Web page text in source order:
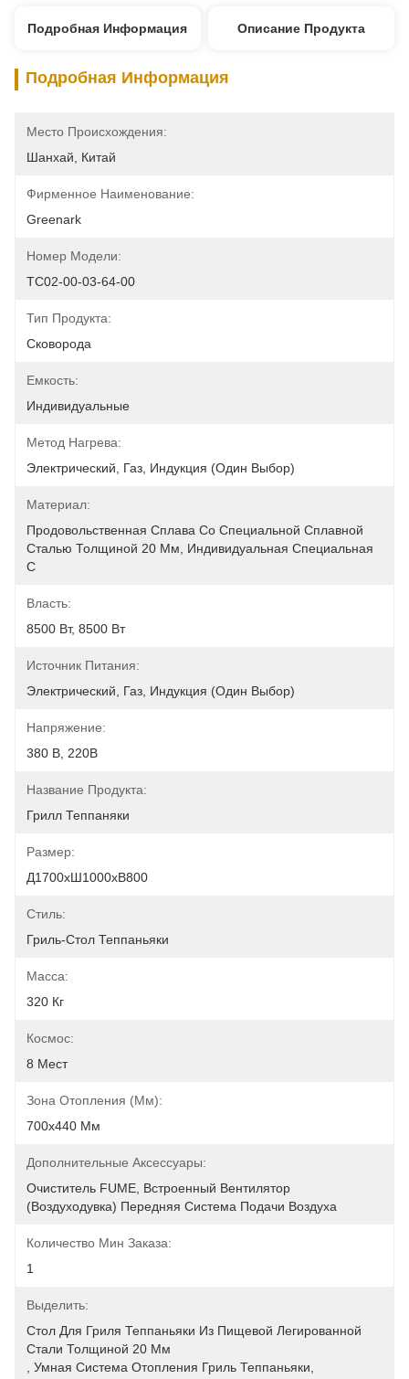
Подробная Информация Описание Продукта
Подробная Информация
Место Происхождения:
Шанхай, Китай
Фирменное Наименование:
Greenark
Номер Модели:
ТС02-00-03-64-00
Тип Продукта:
Сковорода
Емкость:
Индивидуальные
Метод Нагрева:
Электрический, Газ, Индукция (один Выбор)
Материал:
Продовольственная Сплава Со Специальной Сплавной
Сталью Толщиной 20 Мм, Индивидуальная Специальная
С
Власть:
8500 Вт, 8500 Вт
Источник Питания:
Электрический, Газ, Индукция (один Выбор)
Напряжение:
380 В, 220В
Название Продукта:
Грилл Теппаняки
Размер:
Д1700xШ1000xВ800
Стиль:
Гриль-Стол Теппаньяки
Масса:
320 Кг
Космос:
8 Мест
Зона Отопления (мм):
700x440 Мм
Дополнительные Аксессуары:
Очиститель FUME, Встроенный Вентилятор
(воздуходувка) Передняя Система Подачи Воздуха
Количество Мин Заказа:
1
Выделить:
Стол Для Гриля Теппаньяки Из Пищевой Легированной
Стали Толщиной 20 Мм
Умная Система Отопления Гриль Теппаньяки